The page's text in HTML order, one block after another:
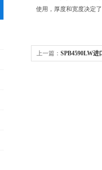
使用，厚度和宽度决定
上一篇： SPB4590LW进